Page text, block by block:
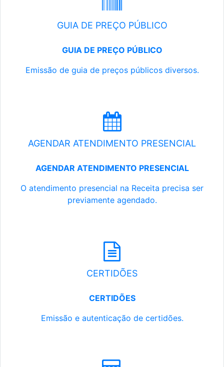
GUIA DE PREÇO PÚBLICO
GUIA DE PREÇO PÚBLICO
Emissão de guia de preços públicos diversos.
AGENDAR ATENDIMENTO PRESENCIAL
AGENDAR ATENDIMENTO PRESENCIAL
O atendimento presencial na Receita precisa ser
previamente agendado.
CERTIDÕES
CERTIDÕES
Emissão e autenticação de certidões.